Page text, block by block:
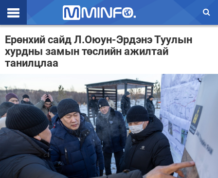
Эхлэл
Цаг агаар
Улс төр
Эдийн засаг
Үзэл бодол
Спорт
Нийгэм
Ерөнхий сайд Л.Оюун-Эрдэнэ Туулын
хурдны замын төслийн ажилтай
танилцлаа